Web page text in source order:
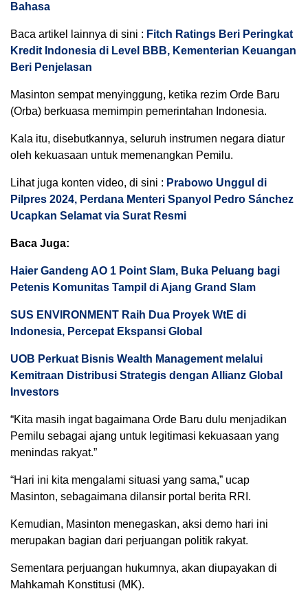
Bahasa
Baca artikel lainnya di sini : Fitch Ratings Beri Peringkat
Kredit Indonesia di Level BBB, Kementerian Keuangan
Beri Penjelasan
Masinton sempat menyinggung, ketika rezim Orde Baru
(Orba) berkuasa memimpin pemerintahan Indonesia.
Kala itu, disebutkannya, seluruh instrumen negara diatur
oleh kekuasaan untuk memenangkan Pemilu.
Lihat juga konten video, di sini : Prabowo Unggul di
Pilpres 2024, Perdana Menteri Spanyol Pedro Sánchez
Ucapkan Selamat via Surat Resmi
Baca Juga:
Haier Gandeng AO 1 Point Slam, Buka Peluang bagi
Petenis Komunitas Tampil di Ajang Grand Slam
SUS ENVIRONMENT Raih Dua Proyek WtE di
Indonesia, Percepat Ekspansi Global
UOB Perkuat Bisnis Wealth Management melalui
Kemitraan Distribusi Strategis dengan Allianz Global
Investors
“Kita masih ingat bagaimana Orde Baru dulu menjadikan
Pemilu sebagai ajang untuk legitimasi kekuasaan yang
menindas rakyat.”
“Hari ini kita mengalami situasi yang sama,” ucap
Masinton, sebagaimana dilansir portal berita RRI.
Kemudian, Masinton menegaskan, aksi demo hari ini
merupakan bagian dari perjuangan politik rakyat.
Sementara perjuangan hukumnya, akan diupayakan di
Mahkamah Konstitusi (MK).